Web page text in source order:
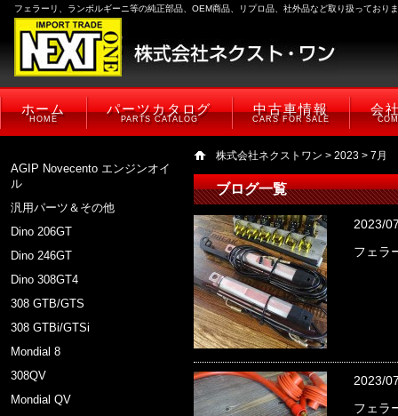
フェラーリ、ランボルギーニ等の純正部品、OEM商品、リプロ品、社外品など取り扱っており
ホーム
HOME
パーツカタログ
PARTS CATALOG
中古車情報
CARS FOR SALE
会
AGIP Novecento エンジンオイ
ル
汎用パーツ＆その他
Dino 206GT
Dino 246GT
Dino 308GT4
308 GTB/GTS
308 GTBi/GTSi
Mondial 8
308QV
Mondial QV
株式会社ネクストワン > 2023 > 7月
ブログ一覧
2023/
フェラ
2023/
フェラ